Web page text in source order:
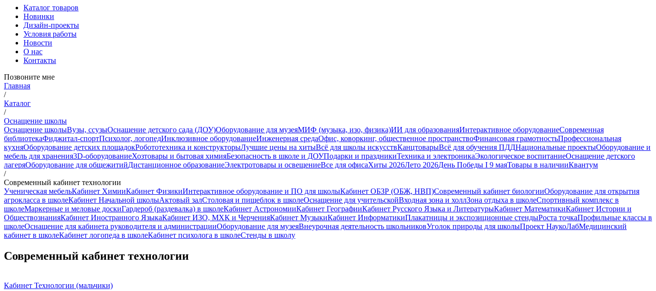
Каталог товаров
Новинки
Дизайн-проекты
Условия работы
Новости
О нас
Контакты
Позвоните мне
Главная
/
Каталог
/
Оснащение школы
Оснащение школыВузы, ссузыОснащение детского сада (ДОУ)Оборудование для музеяМИФ (музыка, изо, физика)ИИ для образованияИнтерактивное оборудованиеСовременная
библиотекаФиджитал-спортПсихолог, логопедИнклюзивное оборудованиеИнженерная средаОфис, коворкинг, общественное пространствоФинансовая грамотностьПрофессиональная
кухняОборудование детских площадокРобототехника и конструкторыЛучшие цены на хитыВсё для школы искусствКанцтоварыВсё для обучения ПДДНациональные проектыОборудование и
мебель для хранения3D-оборудованиеХозтовары и бытовая химияБезопасность в школе и ДОУПодарки и праздникиТехника и электроникаЭкологическое воспитаниеОснащение детского
лагеряОборудование для общежитийДистанционное образованиеЭлектротовары и освещениеВсе для офисаХиты 2026Лето 2026День Победы I 9 маяТовары в наличииКвантум
/
Современный кабинет технологии
Ученическая мебельКабинет ХимииКабинет ФизикиИнтерактивное оборудование и ПО для школыКабинет ОБЗР (ОБЖ, НВП)Современный кабинет биологииОборудование для открытия
агрокласса в школеКабинет Начальной школыАктовый залСтоловая и пищеблок в школеОснащение для учительскойВходная зона и холлЗона отдыха в школеСпортивный комплекс в
школеМаркерные и меловые доскиГардероб (раздевалка) в школеКабинет АстрономииКабинет ГеографииКабинет Русского Языка и ЛитературыКабинет МатематикиКабинет Истории и
ОбществознанияКабинет Иностранного ЯзыкаКабинет ИЗО, МХК и ЧерченияКабинет МузыкиКабинет ИнформатикиПлакатницы и экспозиционные стендыРоста точкаПрофильные классы в
школеОснащение для кабинета руководителя и администрацииОборудование для музеяВнеурочная деятельность школьниковУголок природы для школыПроект НаукоЛабМедицинский
кабинет в школеКабинет логопеда в школеКабинет психолога в школеСтенды в школу
Современный кабинет технологии
Кабинет Технологии (мальчики)